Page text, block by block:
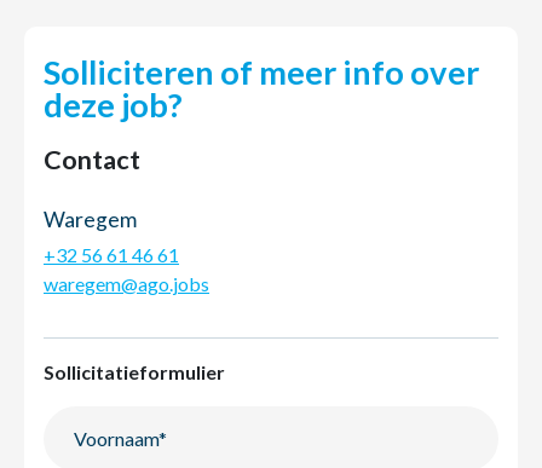
Solliciteren of meer info over
deze job?
Contact
Waregem
+32 56 61 46 61
waregem@ago.jobs
Sollicitatieformulier